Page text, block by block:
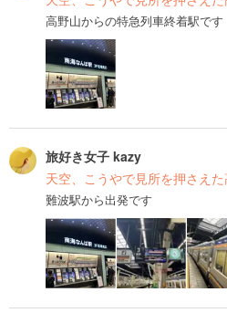
高野山からの特急列車終着駅です
旅好き女子 kazy
天空、こうやで見所を押さえ
難波駅から出発です